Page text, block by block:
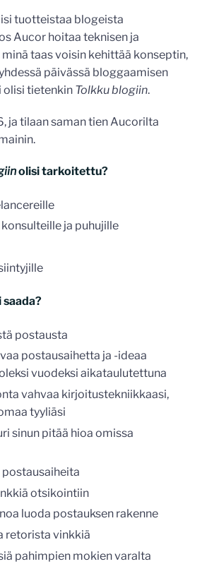
tuotteistaa blogeista
Aucor hoitaa teknisen ja
taas voisin kehittää konseptin,
päivässä bloggaamisen
olisi tietenkin Tolkku blogiin.
ja tilaan saman tien Aucorilta
olisi tarkoitettu?
ja puhujille
postausta
postausaihetta ja -ideaa
vuodeksi aikataulutettuna
vahvaa kirjoitustekniikkaasi,
tyyliäsi
sinun pitää hioa omissa
otsikointiin
luoda postauksen rakenne
retorista vinkkiä
pahimpien mokien varalta